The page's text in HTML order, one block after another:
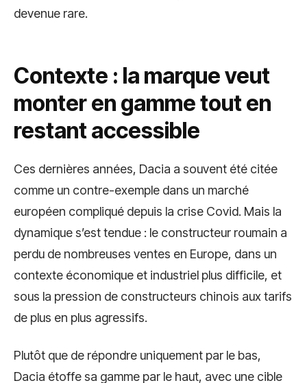
devenue rare.
Contexte : la marque veut
monter en gamme tout en
restant accessible
Ces dernières années, Dacia a souvent été citée
comme un contre-exemple dans un marché
européen compliqué depuis la crise Covid. Mais la
dynamique s’est tendue : le constructeur roumain a
perdu de nombreuses ventes en Europe, dans un
contexte économique et industriel plus difficile, et
sous la pression de constructeurs chinois aux tarifs
de plus en plus agressifs.
Plutôt que de répondre uniquement par le bas,
Dacia étoffe sa gamme par le haut, avec une cible